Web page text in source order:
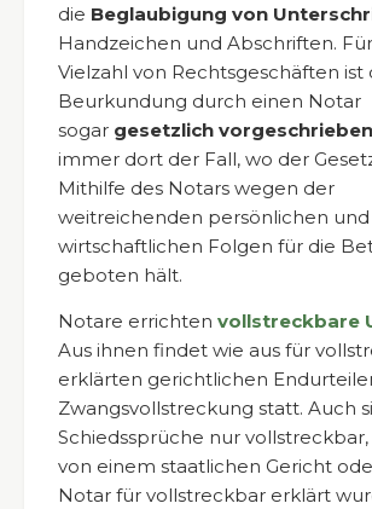
die Beglaubigung von
Handzeichen und Abschriften.
Vielzahl von Rechtsgeschäften ist
Beurkundung durch einen Notar
sogar gesetzlich
immer dort der Fall, wo der
Mithilfe des Notars wegen der
weitreichenden persönlichen und
wirtschaftlichen Folgen für die
geboten hält.
Notare errichten vollstreckbare
Aus ihnen findet wie aus für
erklärten gerichtlichen
Zwangsvollstreckung statt. Auch
Schiedssprüche nur vollstreckbar,
von einem staatlichen Gericht
Notar für vollstreckbar erklärt